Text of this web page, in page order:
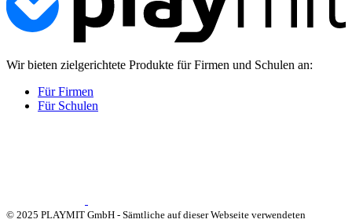
Wir bieten zielgerichtete Produkte für Firmen und Schulen an:
Für Firmen
Für Schulen
© 2025 PLAYMIT GmbH - Sämtliche auf dieser Webseite verwendeten